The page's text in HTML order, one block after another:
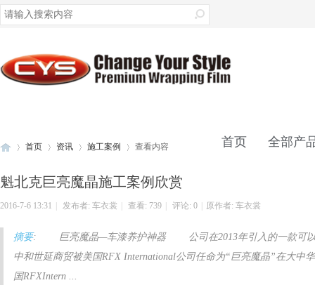
首页 全部产
联系我们
车 ›
首页
›
资讯
›
施工案例 查看内容
魁北克巨亮魔晶施工案例欣赏
2016-7-6 13:31 发布者: 车衣裳 查看: 739 评论: 0 原作者: 车衣裳
摘要: 巨亮魔晶—车漆养护神器 公司在2013年引入的一款可以
中和世延商贸被美国RFX International公司任命为“巨亮魔晶”在大
国RFXIntern ...